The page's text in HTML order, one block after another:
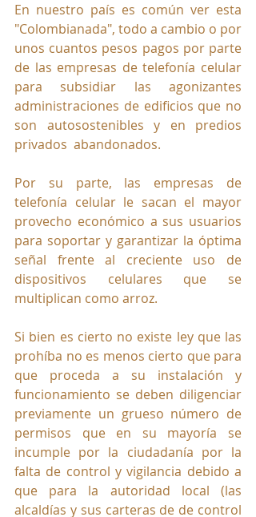
En nuestro país es común ver esta
"Colombianada", todo a cambio o por
unos cuantos pesos pagos por parte
de las empresas de telefonía celular
para subsidiar las agonizantes
administraciones de edificios que no
son autosostenibles y en predios
privados  abandonados.
Por su parte, las empresas de
telefonía celular le sacan el mayor
provecho económico a sus usuarios
para soportar y garantizar la óptima
señal frente al creciente uso de
dispositivos celulares que se
multiplican como arroz.
Si bien es cierto no existe ley que las
prohíba no es menos cierto que para
que proceda a su instalación y
funcionamiento se deben diligenciar
previamente un grueso número de
permisos que en su mayoría se
incumple por la ciudadanía por la
falta de control y vigilancia debido a
que para la autoridad local (las
alcaldías y sus carteras de de control